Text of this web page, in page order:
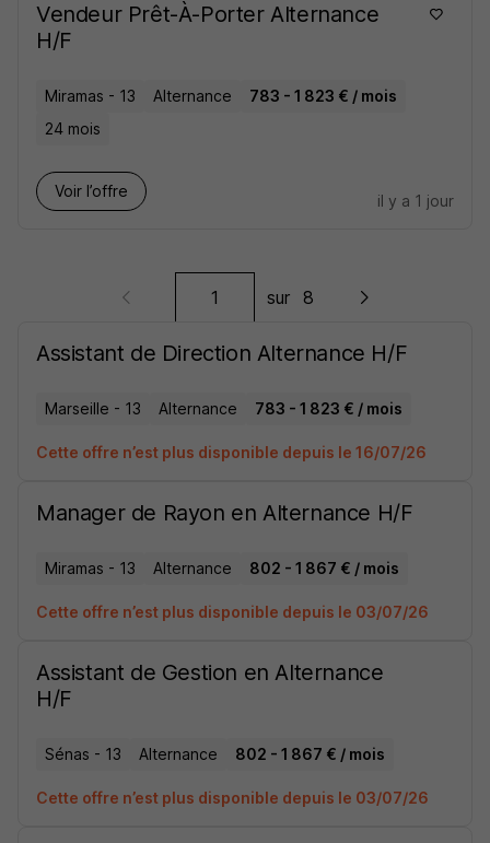
Vendeur Prêt-À-Porter Alternance
H/F
Miramas - 13 Alternance
783 - 1 823 € / mois
24 mois
Voir l’offre
il y a 1 jour
sur 8
Assistant de Direction Alternance H/F
Marseille - 13 Alternance 783 - 1 823 € / mois
Cette offre n’est plus disponible depuis le 16/07/26
Manager de Rayon en Alternance H/F
Miramas - 13 Alternance 802 - 1 867 € / mois
Cette offre n’est plus disponible depuis le 03/07/26
Assistant de Gestion en Alternance
H/F
Sénas - 13 Alternance 802 - 1 867 € / mois
Cette offre n’est plus disponible depuis le 03/07/26